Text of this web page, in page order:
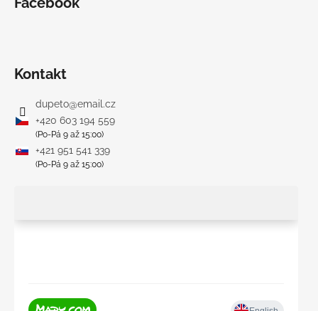
Kontakt
dupeto@email.cz
+420 603 194 559
(Po-Pá 9 až 15:00)
+421 951 541 339
(Po-Pá 9 až 15:00)